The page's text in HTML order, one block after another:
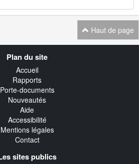
Haut de page
Plan du site
Accueil
Rapports
Porte-documents
Nouveautés
Aide
Accessibilité
Mentions légales
Contact
sites publics